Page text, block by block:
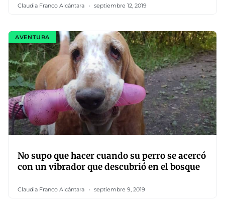
Claudia Franco Alcántara septiembre 12, 2019
AVENTURA
No supo que hacer cuando su perro se acercó
con un vibrador que descubrió en el bosque
Claudia Franco Alcántara septiembre 9, 2019